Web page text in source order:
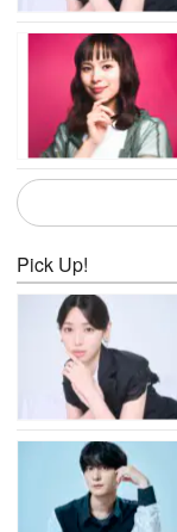
Pick Up!